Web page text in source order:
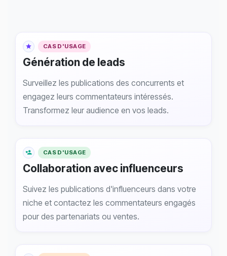
CAS D'USAGE
Génération de leads
Surveillez les publications des concurrents et
engagez leurs commentateurs intéressés.
Transformez leur audience en vos leads.
CAS D'USAGE
Collaboration avec influenceurs
Suivez les publications d'influenceurs dans votre
niche et contactez les commentateurs engagés
pour des partenariats ou ventes.